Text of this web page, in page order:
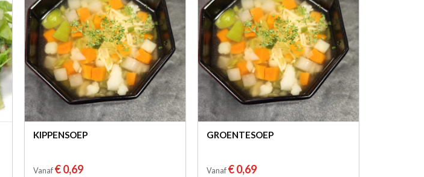
KIPPENSOEP
Vanaf € 0,69
GROENTESOEP
Vanaf € 0,69